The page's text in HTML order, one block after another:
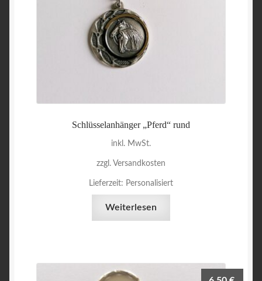
Schlüsselanhänger „Pferd“ rund
inkl. MwSt.
zzgl. Versandkosten
Lieferzeit: Personalisiert
Weiterlesen